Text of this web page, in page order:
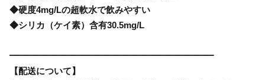
◆硬度4mg/Lの超軟水で飲みやすい
◆シリカ（ケイ素）含有30.5mg/L
━━━━━━━━━━━━━━━━━━━━━━━
【配送について】